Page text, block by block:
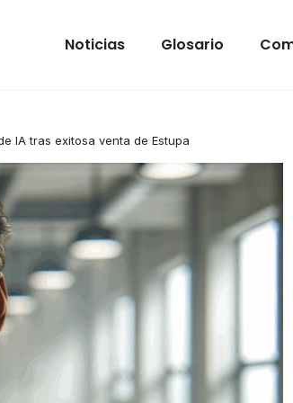
Noticias Glosario
IA tras exitosa venta de Estupa